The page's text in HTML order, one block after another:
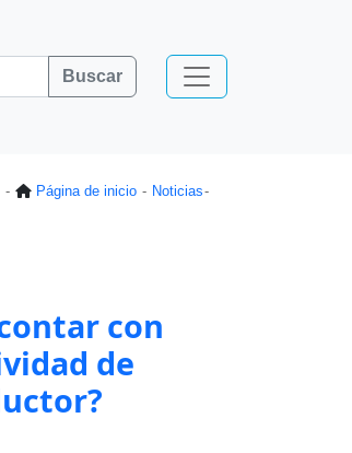
Buscar
Página de inicio Noticias
con
de